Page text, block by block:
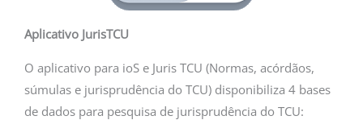
Aplicativo JurisTCU
O aplicativo para ioS e Juris TCU (Normas, acórdãos,
súmulas e jurisprudência do TCU) disponibiliza 4 bases
de dados para pesquisa de jurisprudência do TCU: